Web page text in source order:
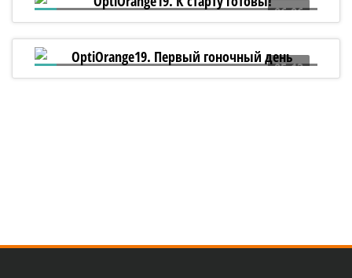
06:06
OptiOrange19. К старту готовы!
05:13
OptiOrange19. Первый гоночный день